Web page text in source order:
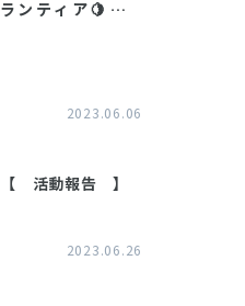
ランティア🍋やり
2023.06.06
【 活動報告 】
2023.06.26